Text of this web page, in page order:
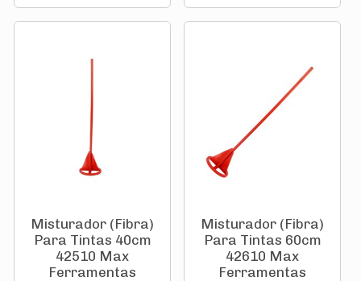
Misturador (Fibra)
Para Tintas 40cm
42510 Max
Ferramentas
Misturador (Fibra)
Para Tintas 60cm
42610 Max
Ferramentas